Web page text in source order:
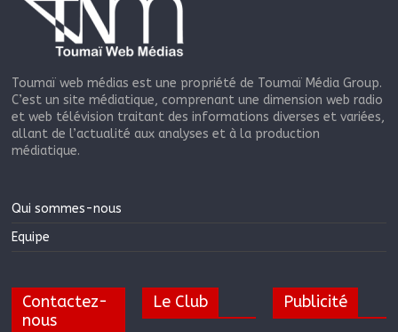
Toumaï web médias est une propriété de Toumaï Média Group.
C’est un site médiatique, comprenant une dimension web radio
et web télévision traitant des informations diverses et variées,
allant de l’actualité aux analyses et à la production
médiatique.
Qui sommes-nous
Equipe
Contactez-
nous
Le Club Publicité